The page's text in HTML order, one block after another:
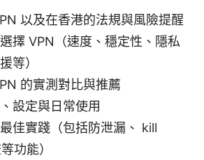
以及在香港的法規與風險提醒
擇 VPN（速度、穩定性、隱私
等）
的實測對比與推薦
設定與日常使用
佳實踐（包括防泄漏、 kill
功能）